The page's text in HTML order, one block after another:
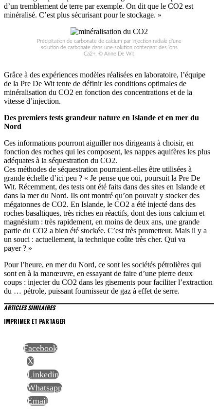
d’un tremblement de terre par exemple. On dit que le CO2 est
minéralisé. C’est plus sécurisant pour le stockage. »
Précipitation de carbonate de calcium par injection radiale d’une
solution de carbonate dans une solution contenant des ions
Ca2+. © Anne De Wit
Grâce à des expériences modèles réalisées en laboratoire, l’équipe
de la Pre De Wit tente de définir les conditions optimales de
minéralisation du CO2 en fonction des concentrations et de la
vitesse d’injection.
Des premiers tests grandeur nature en Islande et en mer du
Nord
Ces informations pourront aiguiller nos dirigeants à choisir, en
fonction des roches qui les composent, les nappes aquifères les plus
adéquates à la séquestration du CO2.
Ces méthodes de séquestration pourraient-elles être utilisées à
grande échelle d’ici peu ? « Je pense que oui, poursuit la Pre De
Wit. Récemment, des tests ont été faits dans des sites en Islande et
dans la mer du Nord. Ils ont montré qu’on pouvait y stocker des
mégatonnes de CO2. En Islande, le CO2 a été injecté dans des
roches basaltiques, très riches en réactifs, dont des ions calcium et
magnésium : très rapidement, en moins de deux ans, une grande
partie du CO2 a bien été stockée. C’est très prometteur. Mais il y a
un souci : actuellement, la technique coûte très cher. Qui va
payer ? »
Pour l’heure, en mer du Nord, ce sont les sociétés pétrolières qui
sont en à la manœuvre, en essayant de faire d’une pierre deux
coups : injecter du CO2 dans les gisements pour faciliter l’extraction
du … pétrole, puissant fournisseur de gaz à effet de serre.
ARTICLES SIMILAIRES
IMPRIMER ET PARTAGER
Facebook
X
Linkedin
Whatsapp
Email